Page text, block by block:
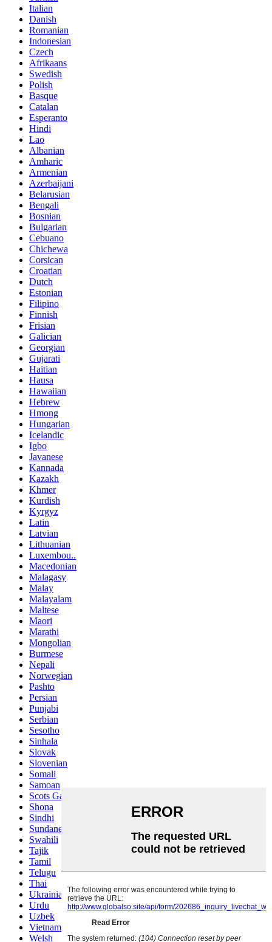
Italian
Danish
Romanian
Indonesian
Czech
Afrikaans
Swedish
Polish
Basque
Catalan
Esperanto
Hindi
Lao
Albanian
Amharic
Armenian
Azerbaijani
Belarusian
Bengali
Bosnian
Bulgarian
Cebuano
Chichewa
Corsican
Croatian
Dutch
Estonian
Filipino
Finnish
Frisian
Galician
Georgian
Gujarati
Haitian
Hausa
Hawaiian
Hebrew
Hmong
Hungarian
Icelandic
Igbo
Javanese
Kannada
Kazakh
Khmer
Kurdish
Kyrgyz
Latin
Latvian
Lithuanian
Luxembou..
Macedonian
Malagasy
Malay
Malayalam
Maltese
Maori
Marathi
Mongolian
Burmese
Nepali
Norwegian
Pashto
Persian
Punjabi
Serbian
Sesotho
Sinhala
Slovak
Slovenian
Somali
Samoan
Scots Gaelic
Shona
Sindhi
Sundanese
Swahili
Tajik
Tamil
Telugu
Thai
Ukrainian
Urdu
Uzbek
Vietnamese
Welsh